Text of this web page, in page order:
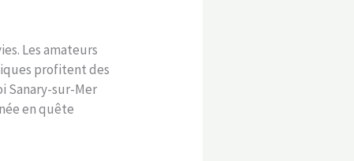
Les amateurs
profitent des
Sanary-sur-Mer
en quête